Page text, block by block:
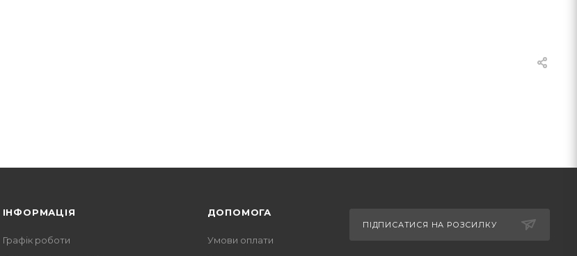
ІНФОРМАЦІЯ
Графік роботи
ДОПОМОГА
Умови оплати
ПІДПИСАТИСЯ НА РОЗСИЛКУ